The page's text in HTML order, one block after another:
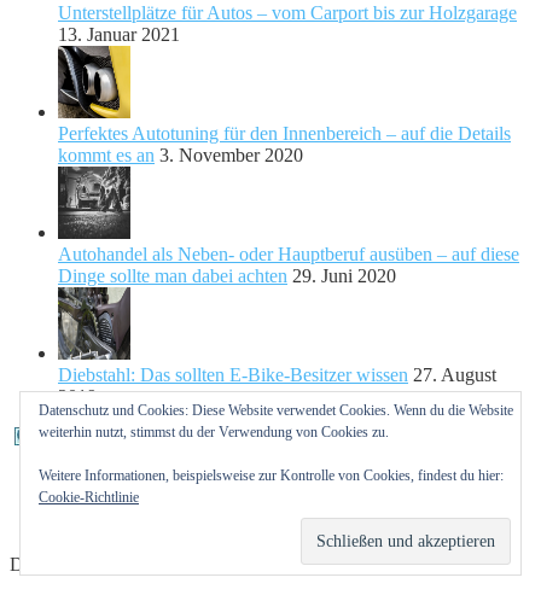
Unterstellplätze für Autos – vom Carport bis zur Holzgarage
13. Januar 2021
Perfektes Autotuning für den Innenbereich – auf die Details
kommt es an 3. November 2020
Autohandel als Neben- oder Hauptberuf ausüben – auf diese
Dinge sollte man dabei achten 29. Juni 2020
Diebstahl: Das sollten E-Bike-Besitzer wissen 27. August
2019
Impressum
Datenschutzerklärung
Designed by
| Powered byWordPress
Datenschutz und Cookies: Diese Website verwendet Cookies. Wenn du die Website
weiterhin nutzt, stimmst du der Verwendung von Cookies zu.
Weitere Informationen, beispielsweise zur Kontrolle von Cookies, findest du hier:
Cookie-Richtlinie